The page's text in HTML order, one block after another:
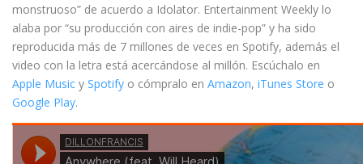
monstruoso” de acuerdo a Idolator. Entertainment Weekly lo
alaba por “su producción con aires de indie-pop” y ha sido
reproducida más de 7 millones de veces en Spotify, además el
video con la letra está acercándose al millón. Escúchalo en
Apple Music y Spotify o cómpralo en Amazon, iTunes Store o
Google Play.